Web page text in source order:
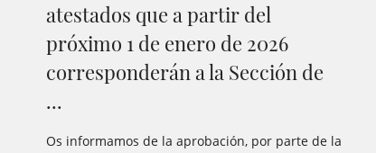
atestados que a partir del
próximo 1 de enero de 2026
corresponderán a la Sección de
...
Os informamos de la aprobación, por parte de la